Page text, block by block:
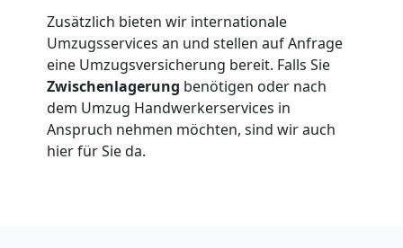
Zusätzlich bieten wir internationale
Umzugsservices an und stellen auf Anfrage
eine Umzugsversicherung bereit. Falls Sie
Zwischenlagerung benötigen oder nach
dem Umzug Handwerkerservices in
Anspruch nehmen möchten, sind wir auch
hier für Sie da.
Wolfsberg
Übersiedlung
Wolfsberg